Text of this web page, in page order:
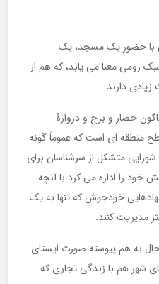
با حضور یک مسجد، یک
رومی معنا می یابد، که هم از
دارند.
حصار و برج و دروازۀ
منطقه ای است که عموماً گونه
متشکل از سرشناسان برای
خود را اداره می کرد با آنچه
خودجوش که تنها به یک
مدیریت کنند.
حال به هم پیوسته صورت ایستای
شهر هم با زندگی تجاری که